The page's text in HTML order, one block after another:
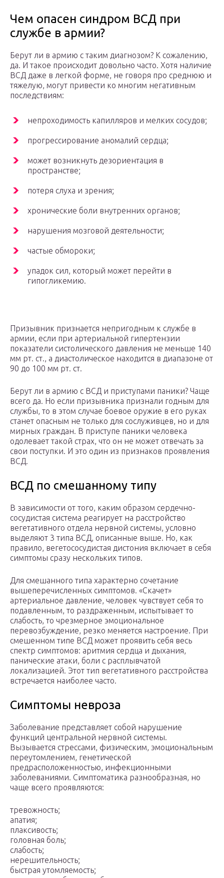
Чем опасен синдром ВСД при
службе в армии?
Берут ли в армию с таким диагнозом? К сожалению,
да. И такое происходит довольно часто. Хотя наличие
ВСД даже в легкой форме, не говоря про среднюю и
тяжелую, могут привести ко многим негативным
последствиям:
непроходимость капилляров и мелких сосудов;
прогрессирование аномалий сердца;
может возникнуть дезориентация в
пространстве;
потеря слуха и зрения;
хронические боли внутренних органов;
нарушения мозговой деятельности;
частые обмороки;
упадок сил, который может перейти в
гипогликемию.
Призывник признается непригодным к службе в
армии, если при артериальной гипертензии
показатели систолического давления не меньше 140
мм рт. ст., а диастолическое находится в диапазоне от
90 до 100 мм рт. ст.
Берут ли в армию с ВСД и приступами паники? Чаще
всего да. Но если призывника признали годным для
службы, то в этом случае боевое оружие в его руках
станет опасным не только для сослуживцев, но и для
мирных граждан. В приступе паники человека
одолевает такой страх, что он не может отвечать за
свои поступки. И это один из признаков проявления
ВСД.
ВСД по смешанному типу
В зависимости от того, каким образом сердечно-
сосудистая система реагирует на расстройство
вегетативного отдела нервной системы, условно
выделяют 3 типа ВСД, описанные выше. Но, как
правило, вегетососудистая дистония включает в себя
симптомы сразу нескольких типов.
Для смешанного типа характерно сочетание
вышеперечисленных симптомов. «Скачет»
артериальное давление, человек чувствует себя то
подавленным, то раздраженным, испытывает то
слабость, то чрезмерное эмоциональное
перевозбуждение, резко меняется настроение. При
смешенном типе ВСД может проявить себя весь
спектр симптомов: аритмия сердца и дыхания,
панические атаки, боли с расплывчатой
локализацией. Этот тип вегетативного расстройства
встречается наиболее часто.
Симптомы невроза
Заболевание представляет собой нарушение
функций центральной нервной системы.
Вызывается стрессами, физическим, эмоциональным
переутомлением, генетической
предрасположенностью, инфекционными
заболеваниями. Симптоматика разнообразная, но
чаще всего проявляются:
тревожность;
апатия;
плаксивость;
головная боль;
слабость;
нерешительность;
быстрая утомляемость;